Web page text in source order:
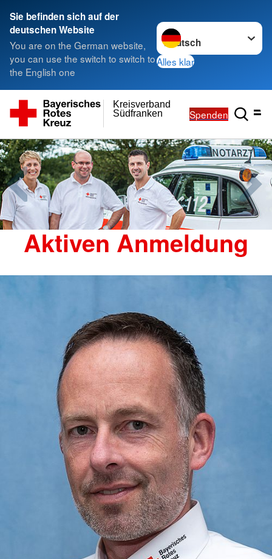
Sie befinden sich auf der
deutschen Website
You are on the German website,
you can use the switch to switch to
the English one
Sprache wechseln zu
Alles klar
Südfranken
Kreisverband
Spenden
Aktiven Anmeldung